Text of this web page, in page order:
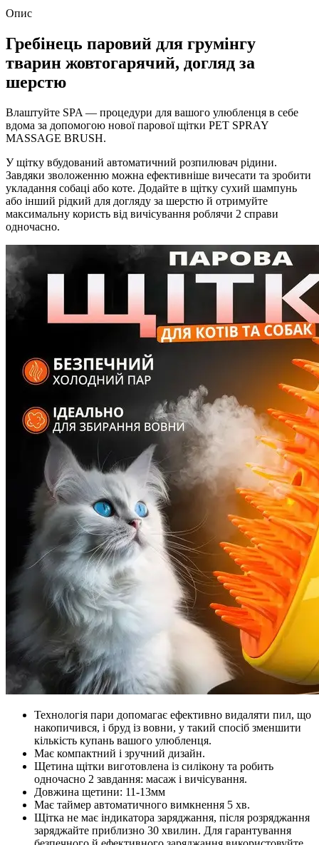
Опис
Гребінець паровий для грумінгу
тварин жовтогарячий, догляд за
шерстю
Влаштуйте SPA — процедури для вашого улюбленця в себе
вдома за допомогою нової парової щітки PET SPRAY
MASSAGE BRUSH.
У щітку вбудований автоматичний розпилювач рідини.
Завдяки зволоженню можна ефективніше вичесати та зробити
укладання собаці або коте. Додайте в щітку сухий шампунь
або інший рідкий для догляду за шерстю й отримуйте
максимальну користь від вичісування роблячи 2 справи
одночасно.
Технологія пари допомагає ефективно видаляти пил, що
накопичився, і бруд із вовни, у такий спосіб зменшити
кількість купань вашого улюбленця.
Має компактний і зручний дизайн.
Щетина щітки виготовлена із силікону та робить
одночасно 2 завдання: масаж і вичісування.
Довжина щетини: 11-13мм
Має таймер автоматичного вимкнення 5 хв.
Щітка не має індикатора заряджання, після розряджання
заряджайте приблизно 30 хвилин. Для гарантування